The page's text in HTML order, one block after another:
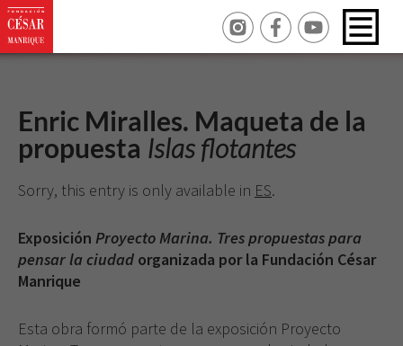
Enric Miralles. Maqueta de la
propuesta Islas flotantes
Sorry, this entry is only available in ES.
Exposición Proyecto Marina. Tres propuestas para
pensar la ciudad organizada por la Fundación César
Manrique
Esta obra formó parte de la exposición Proyecto